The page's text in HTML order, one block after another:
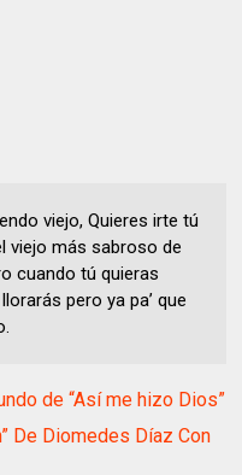
viejo, Quieres irte tú
viejo más sabroso de
cuando tú quieras
pero ya pa’ que
de “Así me hizo Dios”
De Diomedes Díaz Con